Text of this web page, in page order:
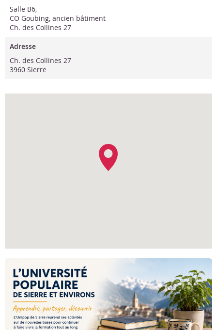
Salle B6,
CO Goubing, ancien bâtiment
Ch. des Collines 27
Adresse
Ch. des Collines 27
3960 Sierre